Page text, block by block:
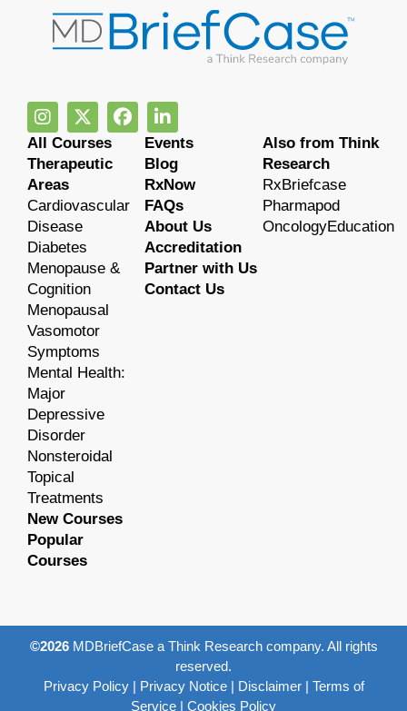
All Courses
Therapeutic
Areas
Cardiovascular
Disease
Diabetes
Menopause &
Cognition
Menopausal
Vasomotor
Symptoms
Mental Health:
Major
Depressive
Disorder
Nonsteroidal
Topical
Treatments
New Courses
Popular
Courses
Events
Blog
RxNow
FAQs
About Us
Accreditation
Partner with Us
Contact Us
Also from Think
Research
RxBriefcase
Pharmapod
OncologyEducation
©2026MDBriefCase a Think Research company. All rights
reserved.
Privacy Policy| Privacy Notice| Disclaimer| Terms of
Service | Cookies Policy